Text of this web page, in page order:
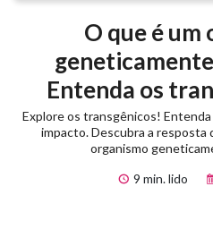
O que é um
Entenda os
Explore os transgênicos!
impacto. Descubra a resposta
organismo
9 min. lido